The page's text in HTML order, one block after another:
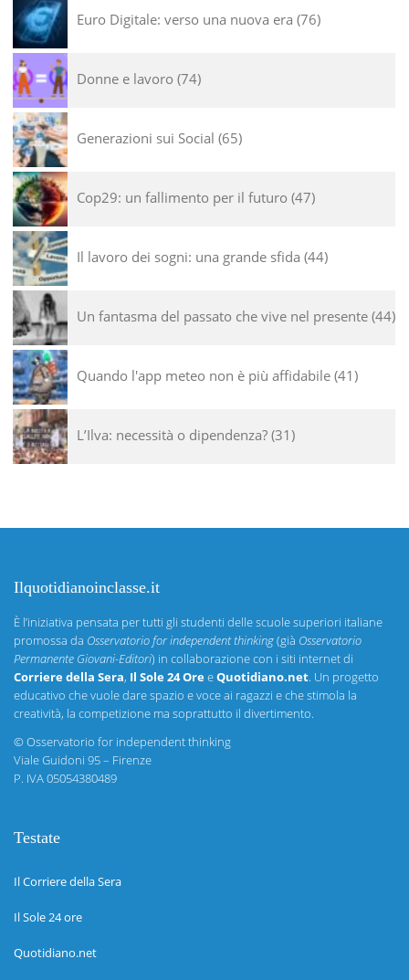
Euro Digitale: verso una nuova era 76
Donne e lavoro 74
Generazioni sui Social 65
Cop29: un fallimento per il futuro 47
Il lavoro dei sogni: una grande sfida 44
Un fantasma del passato che vive nel presente 44
Quando l'app meteo non è più affidabile 41
L’Ilva: necessità o dipendenza? 31
Ilquotidianoinclasse.it
È l’iniziativa pensata per tutti gli studenti delle scuole superiori italiane
promossa da Osservatorio for independent thinking(già Osservatorio
Permanente Giovani-Editori) in collaborazione con i siti internet di
Corriere della Sera, Il Sole 24 OreeQuotidiano.net. Un progetto
educativo che vuole dare spazio e voce ai ragazzi e che stimola la
creatività, la competizione ma soprattutto il divertimento.
©Osservatorio for independent thinking
Viale Guidoni 95 – Firenze
P. IVA 05054380489
Testate
Il Corriere della Sera
Il Sole 24 ore
Quotidiano.net